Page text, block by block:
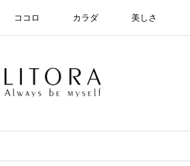
ココロ カラダ 美しさ